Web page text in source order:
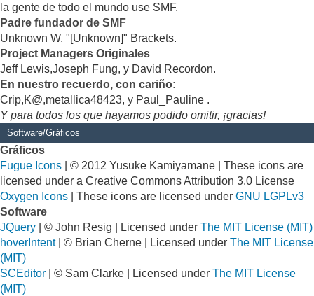
la gente de todo el mundo use SMF.
Padre fundador de SMF
Unknown W. "[Unknown]" Brackets.
Project Managers Originales
Jeff Lewis,Joseph Fung, y David Recordon.
En nuestro recuerdo, con cariño:
Crip,K@,metallica48423, y Paul_Pauline .
Y para todos los que hayamos podido omitir, ¡gracias!
Software/Gráficos
Gráficos
Fugue Icons | © 2012 Yusuke Kamiyamane | These icons are
licensed under a Creative Commons Attribution 3.0 License
Oxygen Icons | These icons are licensed under GNU LGPLv3
Software
JQuery | © John Resig | Licensed under The MIT License (MIT)
hoverIntent| © Brian Cherne | Licensed under The MIT License
(MIT)
SCEditor | © Sam Clarke | Licensed under The MIT License
(MIT)